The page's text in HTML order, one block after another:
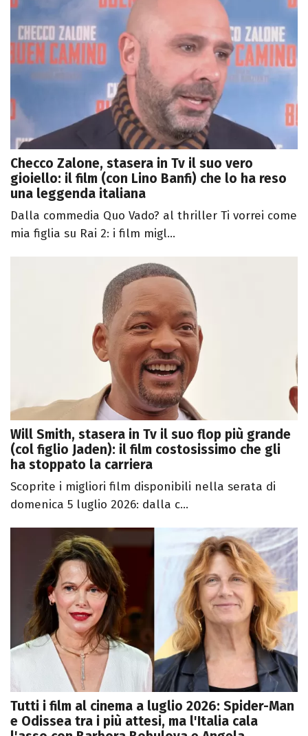
Checco Zalone, stasera in Tv il suo vero
gioiello: il film (con Lino Banfi) che lo ha reso
una leggenda italiana
Dalla commedia Quo Vado? al thriller Ti vorrei come
mia figlia su Rai 2: i film migl...
Will Smith, stasera in Tv il suo flop più grande
(col figlio Jaden): il film costosissimo che gli
ha stoppato la carriera
Scoprite i migliori film disponibili nella serata di
domenica 5 luglio 2026: dalla c...
Tutti i film al cinema a luglio 2026: Spider-Man
e Odissea tra i più attesi, ma l'Italia cala